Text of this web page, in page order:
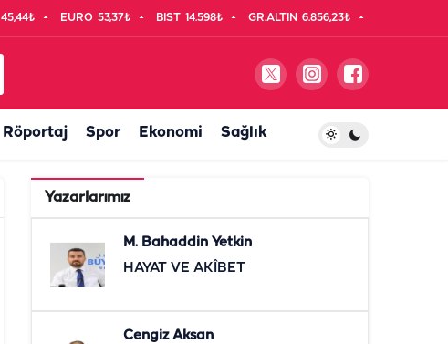
45,44₺ EURO 53,37₺ BIST 14.598₺ GR.ALTIN 6.856,23₺
Röportaj Spor Ekonomi Sağlık
Yazarlarımız
M. Bahaddin Yetkin
HAYAT VE AKÎBET
Cengiz Aksan